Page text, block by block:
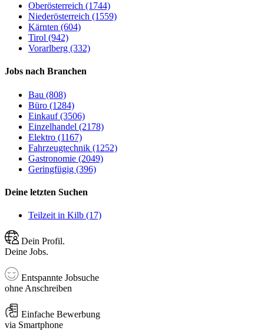
Oberösterreich (1744)
Niederösterreich (1559)
Kärnten (604)
Tirol (942)
Vorarlberg (332)
Jobs nach Branchen
Bau (808)
Büro (1284)
Einkauf (3506)
Einzelhandel (2178)
Elektro (1167)
Fahrzeugtechnik (1252)
Gastronomie (2049)
Geringfügig (396)
Deine letzten Suchen
Teilzeit in Kilb (17)
Dein Profil.
Deine Jobs.
Entspannte Jobsuche
ohne Anschreiben
Einfache Bewerbung
via Smartphone